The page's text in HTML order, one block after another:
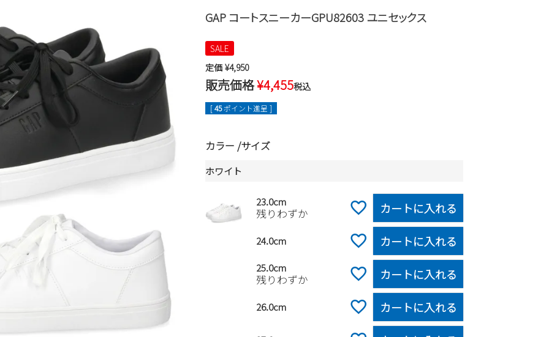
ウェア
GAP コートスニーカーGPU82603 ユニセックス
SALE
定価 ¥4,950
販売価格¥4,455税込
[45ポイント進呈 ]
カラー サイズ
ホワイト
23.0cm
残りわずか カートに入れる
24.0cm カートに入れる
25.0cm
残りわずか カートに入れる
26.0cm カートに入れる